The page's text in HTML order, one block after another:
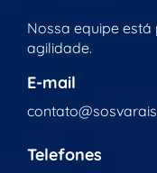
Nossa equipe
agilidade.
E-mail
Telefones